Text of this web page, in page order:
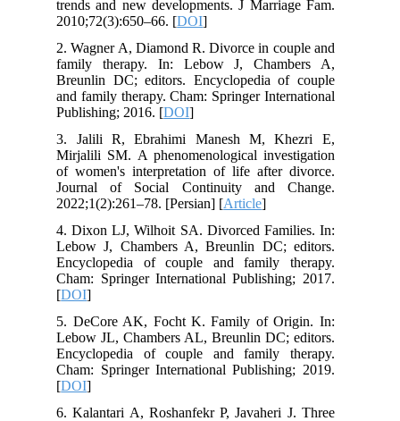
trends and new developments. J Marriage Fam.
2010;72(3):650–66. [DOI
2. Wagner A, Diamond R. Divorce in couple and
family therapy. In: Lebow J, Chambers A,
Breunlin DC; editors. Encyclopedia of couple
and family therapy. Cham: Springer International
Publishing; 2016. [DOI
3. Jalili R, Ebrahimi Manesh M, Khezri E,
Mirjalili SM. A phenomenological investigation
of women's interpretation of life after divorce.
Journal of Social Continuity and Change.
2022;1(2):261–78. [Persian] [Article
4. Dixon LJ, Wilhoit SA. Divorced Families. In:
Lebow J, Chambers A, Breunlin DC; editors.
Encyclopedia of couple and family therapy.
Cham: Springer International Publishing; 2017.
[DOI
5. DeCore AK, Focht K. Family of Origin. In:
Lebow JL, Chambers AL, Breunlin DC; editors.
Encyclopedia of couple and family therapy.
Cham: Springer International Publishing; 2019.
[DOI
6. Kalantari A, Roshanfekr P, Javaheri J. Three